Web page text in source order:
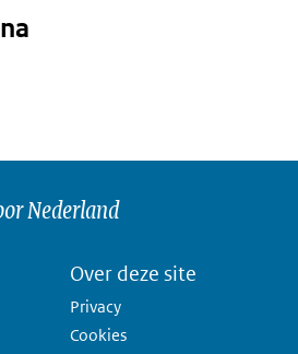
Nederland
Over deze site
Privacy
Cookies